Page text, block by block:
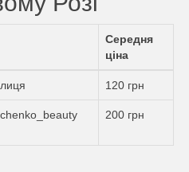
Середня
ціна
120 грн
200 грн